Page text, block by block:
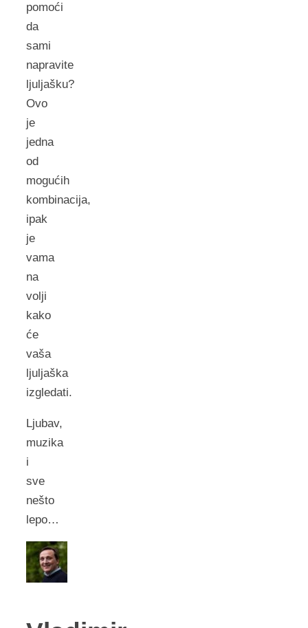
pomoći
da
sami
napravite
ljuljašku?
Ovo
je
jedna
od
mogućih
kombinacija,
ipak
je
vama
na
volji
kako
će
vaša
ljuljaška
izgledati.
Ljubav,
muzika
i
sve
nešto
lepo…